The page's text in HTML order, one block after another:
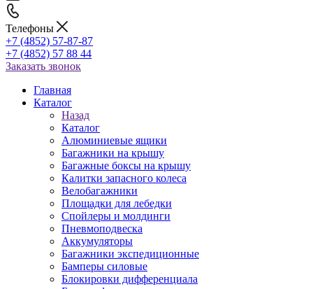
Телефоны
+7 (4852) 57-87-87
+7 (4852) 57 88 44
Заказать звонок
Главная
Каталог
Назад
Каталог
Алюминиевые ящики
Багажники на крышу
Багажные боксы на крышу
Калитки запасного колеса
Велобагажники
Площадки для лебедки
Спойлеры и молдинги
Пневмоподвеска
Аккумуляторы
Багажники экспедиционные
Бамперы силовые
Блокировки дифференциала